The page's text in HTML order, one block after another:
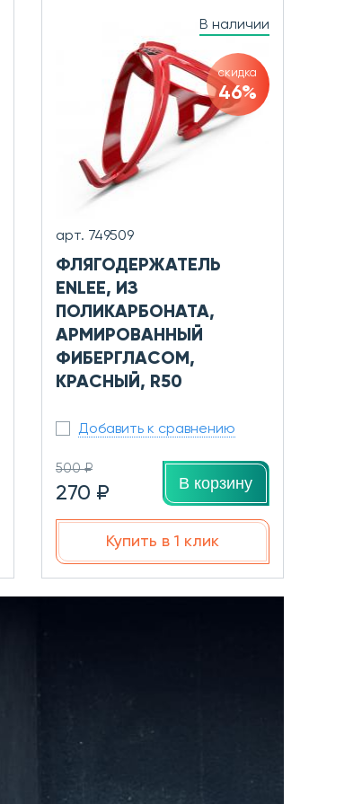
В наличии
скидка
46%
арт. 749509
ФЛЯГОДЕРЖАТЕЛЬ
ENLEE, ИЗ
ПОЛИКАРБОНАТА,
АРМИРОВАННЫЙ
ФИБЕРГЛАСОМ,
КРАСНЫЙ, R50
Добавить к сравнению
500 ₽
270 ₽ В корзину
Купить в 1 клик